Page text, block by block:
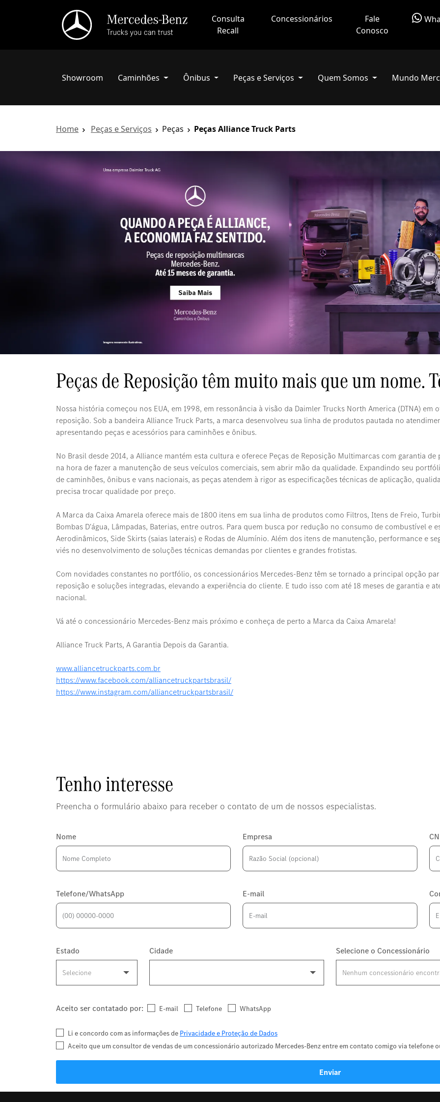
Consulta
Recall
Concessionários
Fale
Conosco
Showroom Caminhões Ônibus Peças e Serviços Quem Somos Mundo
Home Peças e Serviços Peças Peças Alliance Truck Parts
Peças de Reposição têm muito mais que um nome.
Nossa história começou nos EUA, em 1998, em ressonância à visão da Daimler Trucks North America (DTNA)
reposição. Sob a bandeira Alliance Truck Parts, a marca desenvolveu sua linha de produtos pautada no
apresentando peças e acessórios para caminhões e ônibus.
No Brasil desde 2014, a Alliance mantém esta cultura e oferece Peças de Reposição Multimarcas com garantia
na hora de fazer a manutenção de seus veículos comerciais, sem abrir mão da qualidade. Expandindo seu
de caminhões, ônibus e vans nacionais, as peças atendem à rigor as especificações técnicas de aplicação,
precisa trocar qualidade por preço.
A Marca da Caixa Amarela oferece mais de 1800 itens em sua linha de produtos como Filtros, Itens de Freio,
Bombas D'água, Lâmpadas, Baterias, entre outros. Para quem busca por redução no consumo de combustível e
Aerodinâmicos, Side Skirts (saias laterais) e Rodas de Alumínio. Além dos itens de manutenção, performance e
viés no desenvolvimento de soluções técnicas demandas por clientes e grandes frotistas.
Com novidades constantes no portfólio, os concessionários Mercedes-Benz têm se tornado a principal opção
reposição e soluções integradas, elevando a experiência do cliente. E tudo isso com até 18 meses de garantia e
nacional.
Vá até o concessionário Mercedes-Benz mais próximo e conheça de perto a Marca da Caixa Amarela!
Alliance Truck Parts, A Garantia Depois da Garantia.
www.alliancetruckparts.com.br
https://www.facebook.com/alliancetruckpartsbrasil/
https://www.instagram.com/alliancetruckpartsbrasil/
Tenho interesse
Preencha o formulário abaixo para receber o contato de um de nossos especialistas.
Nome Empresa
Telefone/WhatsApp E-mail
Estado Cidade Selecione o Concessionário
Aceito ser contatado por: E-mail Telefone WhatsApp
Li e concordo com as informações de Privacidade e Proteção de Dados
Aceito que um consultor de vendas de um concessionário autorizado Mercedes-Benz entre em contato comigo via telefone
Enviar